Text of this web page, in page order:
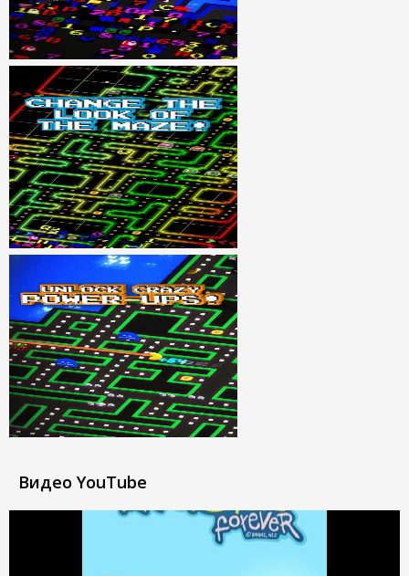
Видео YouTube